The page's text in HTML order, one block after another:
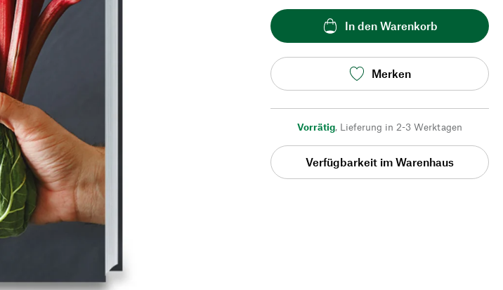
In den Warenkorb
Merken
Vorrätig, Lieferung in 2-3 Werktagen
Verfügbarkeit im Warenhaus